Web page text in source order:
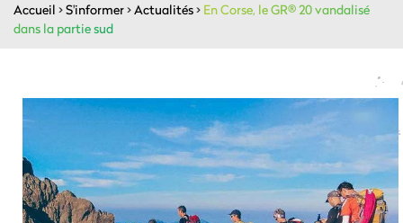
Accueil >S'informer>Actualités> En Corse, le GR® 20 vandalisé
dans la partie sud